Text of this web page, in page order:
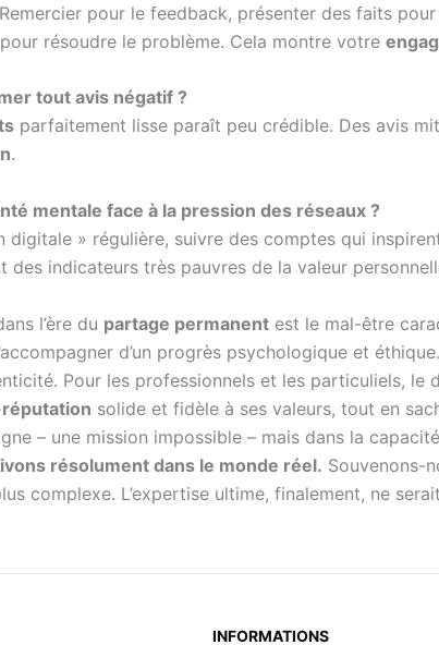
pour le feedback, présenter des faits
résoudre le problème. Cela montre votre
tout avis négatif ?
parfaitement lisse paraît peu crédible. Des avis
.
mentale face à la pression des réseaux ?
digitale » régulière, suivre des comptes qui
des indicateurs très pauvres de la valeur
l’ère du partage permanent est le mal-être
d’un progrès psychologique et
Pour les professionnels et les particuliels, le
solide et fidèle à ses valeurs, tout en
– une mission impossible – mais dans la
résolument dans le monde réel. Souvenons-
complexe. L’expertise ultime, finalement, ne
INFORMATIONS